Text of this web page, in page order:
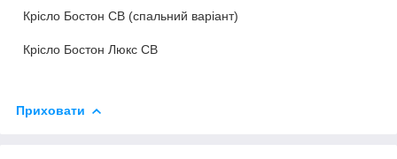
Крісло Бостон СВ (спальний варіант)
Крісло Бостон Люкс СВ
Приховати